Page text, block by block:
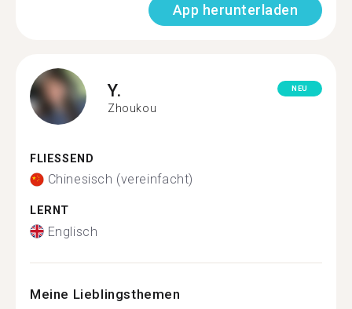
App herunterladen
Y.
Zhoukou
NEU
FLIESSEND
Chinesisch (vereinfacht)
LERNT
Englisch
Meine Lieblingsthemen